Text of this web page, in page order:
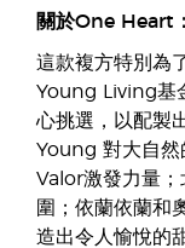
關於One Heart：
這款複方特別為
Young Living基
心挑選，以配製
Young 對大自然
Valor激發力量
圍；依蘭依蘭和
造出令人愉悅的